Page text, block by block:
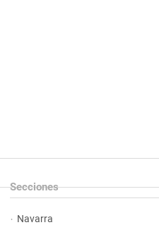
Secciones
Navarra